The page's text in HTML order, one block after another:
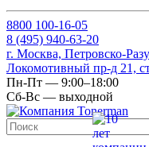
8800 100-16-05
8 (495) 940-63-20
г. Москва, Петровско-
Локомотивный пр-д 21,
Пн-Пт — 9:00–18:00
Сб-Вс — выходной